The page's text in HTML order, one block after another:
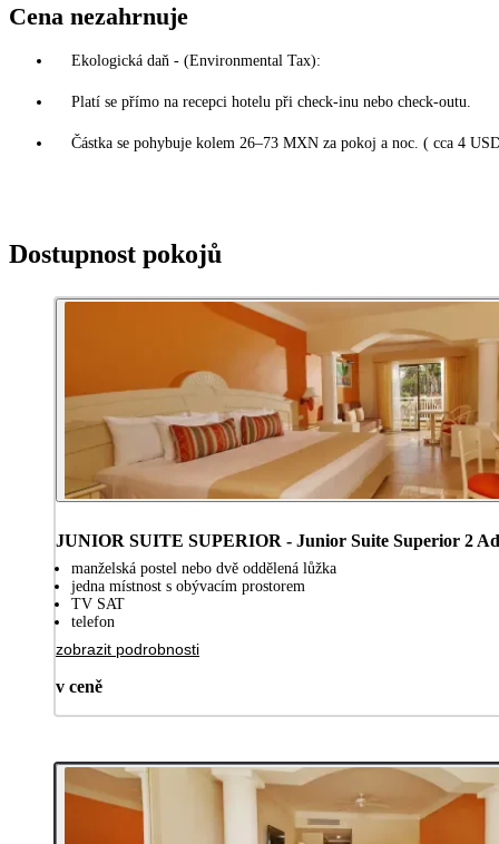
Cena nezahrnuje
Ekologická daň - (Environmental Tax):
Platí se přímo na recepci hotelu při check-inu nebo check-outu.
Částka se pohybuje kolem 26–73 MXN za pokoj a noc. ( cca 4
Dostupnost pokojů
JUNIOR SUITE SUPERIOR - Junior Suite Superior 2
manželská postel nebo dvě oddělená lůžka
jedna místnost s obývacím prostorem
TV SAT
telefon
zobrazit podrobnosti
v ceně